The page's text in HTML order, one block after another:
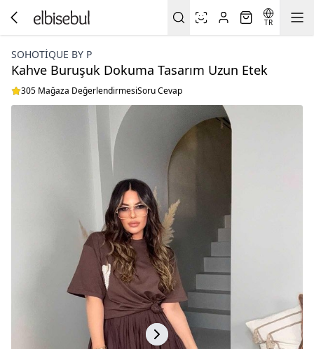
TR
SOHOTIQUE BY P
Kahve Buruşuk Dokuma Tasarım Uzun Etek
305 Mağaza DeğerlendirmesiSoru Cevap